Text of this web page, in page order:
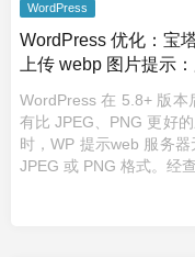
WordPress
WordPress 优化：宝
上传 webp 图片提示
WordPress 在 5.8+ 版
有比 JPEG、PNG 更好
时，WP 提示web 服务
JPEG 或 PNG 格式。经查